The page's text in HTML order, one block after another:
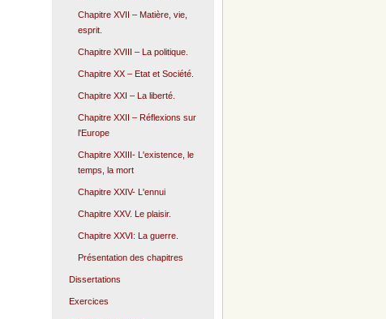
Chapitre XVII – Matière, vie,
esprit.
Chapitre XVIII – La politique.
Chapitre XX – Etat et Société.
Chapitre XXI – La liberté.
Chapitre XXII – Réflexions sur
l'Europe
Chapitre XXIII- L'existence, le
temps, la mort
Chapitre XXIV- L'ennui
Chapitre XXV. Le plaisir.
Chapitre XXVI: La guerre.
Présentation des chapitres
Dissertations
Exercices